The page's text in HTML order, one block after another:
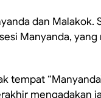
dan Malakok.
Manyanda,
tempat
mengadakan